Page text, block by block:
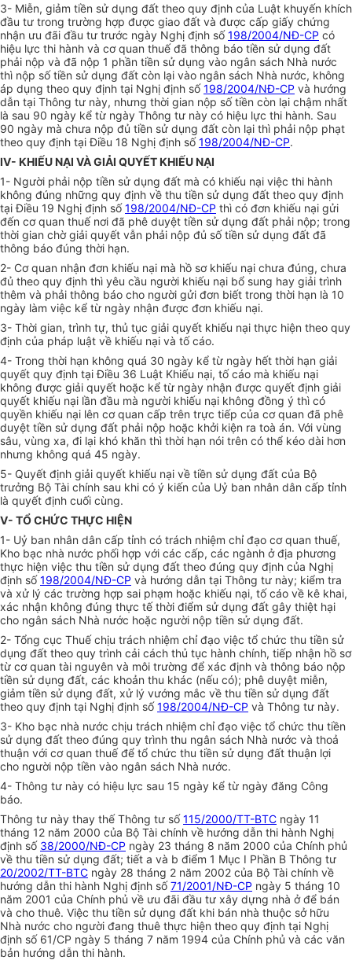
3- Miễn, giảm tiền sử dụng đất theo quy định của Luật khuyến khích
đầu tư trong trường hợp được giao đất và được cấp giấy chứng
nhận ưu đãi đầu tư trước ngày Nghị định số198/2004/NĐ-CP có
hiệu lực thi hành và cơ quan thuế đã thông báo tiền sử dụng đất
phải nộp và đã nộp 1 phần tiền sử dụng vào ngân sách Nhà nước
thì nộp số tiền sử dụng đất còn lại vào ngân sách Nhà nước, không
áp dụng theo quy định tại Nghị định số198/2004/NĐ-CP và hướng
dẫn tại Thông tư này, nhưng thời gian nộp số tiền còn lại chậm nhất
là sau 90 ngày kể từ ngày Thông tư này có hiệu lực thi hành. Sau
90 ngày mà chưa nộp đủ tiền sử dụng đất còn lại thì phải nộp phạt
theo quy định tại Điều 18 Nghị định số198/2004/NĐ-CP.
IV- KHIẾU NẠI VÀ GIẢI QUYẾT KHIẾU NẠI
1- Người phải nộp tiền sử dụng đất mà có khiếu nại việc thi hành
không đúng những quy định về thu tiền sử dụng đất theo quy định
tại Điều 19 Nghị định số198/2004/NĐ-CP thì có đơn khiếu nại gửi
đến cơ quan thuế nơi đã phê duyệt tiền sử dụng đất phải nộp; trong
thời gian chờ giải quyết vẫn phải nộp đủ số tiền sử dụng đất đã
thông báo đúng thời hạn.
2- Cơ quan nhận đơn khiếu nại mà hồ sơ khiếu nại chưa đúng, chưa
đủ theo quy định thì yêu cầu người khiếu nại bổ sung hay giải trình
thêm và phải thông báo cho người gửi đơn biết trong thời hạn là 10
ngày làm việc kể từ ngày nhận được đơn khiếu nại.
3- Thời gian, trình tự, thủ tục giải quyết khiếu nại thực hiện theo quy
định của pháp luật về khiếu nại và tố cáo.
4- Trong thời hạn không quá 30 ngày kể từ ngày hết thời hạn giải
quyết quy định tại Điều 36 Luật Khiếu nại, tố cáo mà khiếu nại
không được giải quyết hoặc kể từ ngày nhận được quyết định giải
quyết khiếu nại lần đầu mà người khiếu nại không đồng ý thì có
quyền khiếu nại lên cơ quan cấp trên trực tiếp của cơ quan đã phê
duyệt tiền sử dụng đất phải nộp hoặc khởi kiện ra toà án. Với vùng
sâu, vùng xa, đi lại khó khăn thì thời hạn nói trên có thể kéo dài hơn
nhưng không quá 45 ngày.
5- Quyết định giải quyết khiếu nại về tiền sử dụng đất của Bộ
trưởng Bộ Tài chính sau khi có ý kiến của Uỷ ban nhân dân cấp tỉnh
là quyết định cuối cùng.
V- TỔ CHỨC THỰC HIỆN
1- Uỷ ban nhân dân cấp tỉnh có trách nhiệm chỉ đạo cơ quan thuế,
Kho bạc nhà nước phối hợp với các cấp, các ngành ở địa phương
thực hiện việc thu tiền sử dụng đất theo đúng quy định của Nghị
định số198/2004/NĐ-CP và hướng dẫn tại Thông tư này; kiểm tra
và xử lý các trường hợp sai phạm hoặc khiếu nại, tố cáo về kê khai,
xác nhận không đúng thực tế thời điểm sử dụng đất gây thiệt hại
cho ngân sách Nhà nước hoặc người nộp tiền sử dụng đất.
2- Tổng cục Thuế chịu trách nhiệm chỉ đạo việc tổ chức thu tiền sử
dụng đất theo quy trình cải cách thủ tục hành chính, tiếp nhận hồ sơ
từ cơ quan tài nguyên và môi trường để xác định và thông báo nộp
tiền sử dụng đất, các khoản thu khác (nếu có); phê duyệt miễn,
giảm tiền sử dụng đất, xử lý vướng mắc về thu tiền sử dụng đất
theo quy định tại Nghị định số198/2004/NĐ-CP và Thông tư này.
3- Kho bạc nhà nước chịu trách nhiệm chỉ đạo việc tổ chức thu tiền
sử dụng đất theo đúng quy trình thu ngân sách Nhà nước và thoả
thuận với cơ quan thuế để tổ chức thu tiền sử dụng đất thuận lợi
cho người nộp tiền vào ngân sách Nhà nước.
4- Thông tư này có hiệu lực sau 15 ngày kể từ ngày đăng Công
báo.
Thông tư này thay thế Thông tư số115/2000/TT-BTC ngày 11
tháng 12 năm 2000 của Bộ Tài chính về hướng dẫn thi hành Nghị
định số 38/2000/NĐ-CP ngày 23 tháng 8 năm 2000 của Chính phủ
về thu tiền sử dụng đất; tiết a và b điểm 1 Mục I Phần B Thông tư
20/2002/TT-BTC ngày 28 tháng 2 năm 2002 của Bộ Tài chính về
hướng dẫn thi hành Nghị định số71/2001/NĐ-CP ngày 5 tháng 10
năm 2001 của Chính phủ về ưu đãi đầu tư xây dựng nhà ở để bán
và cho thuê. Việc thu tiền sử dụng đất khi bán nhà thuộc sở hữu
Nhà nước cho người đang thuê thực hiện theo quy định tại Nghị
định số 61/CP ngày 5 tháng 7 năm 1994 của Chính phủ và các văn
bản hướng dẫn thi hành.